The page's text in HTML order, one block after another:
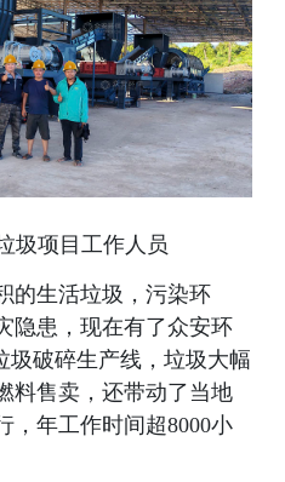
圾项目工作人员
的生活垃圾，污染环
隐患，现在有了众安环
圾破碎生产线，垃圾大幅
料售卖，还带动了当地
，年工作时间超8000小